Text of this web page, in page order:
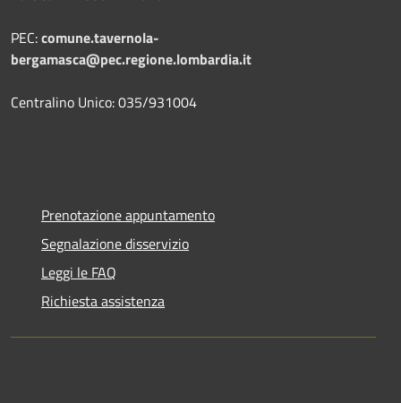
PEC:comune.tavernola-
bergamasca@pec.regione.lombardia.it
Centralino Unico: 035/931004
Prenotazione appuntamento
Segnalazione disservizio
Leggi le FAQ
Richiesta assistenza